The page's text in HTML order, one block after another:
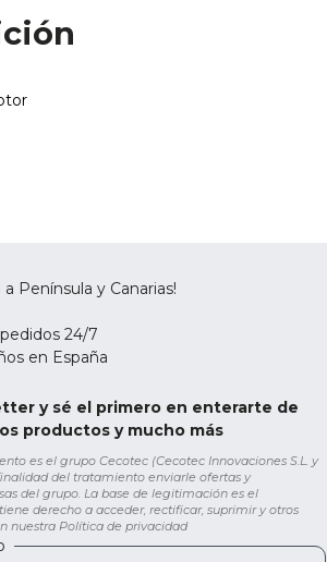
a Península y Canarias!
24/7
en España
y sé el primero en enterarte de
productos y mucho más
es el grupo Cecotec (Cecotec Innovaciones S.L. y
del tratamiento enviarle ofertas y
del grupo. La base de legitimación es el
derecho a acceder, rectificar, suprimir y otros
nuestra Política de privacidad